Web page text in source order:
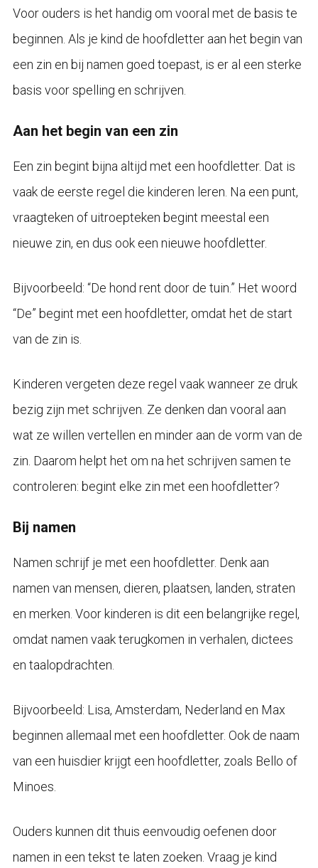
Voor ouders is het handig om vooral met de basis te
beginnen. Als je kind de hoofdletter aan het begin van
een zin en bij namen goed toepast, is er al een sterke
basis voor spelling en schrijven.
Aan het begin van een zin
Een zin begint bijna altijd met een hoofdletter. Dat is
vaak de eerste regel die kinderen leren. Na een punt,
vraagteken of uitroepteken begint meestal een
nieuwe zin, en dus ook een nieuwe hoofdletter.
Bijvoorbeeld: “De hond rent door de tuin.” Het woord
“De” begint met een hoofdletter, omdat het de start
van de zin is.
Kinderen vergeten deze regel vaak wanneer ze druk
bezig zijn met schrijven. Ze denken dan vooral aan
wat ze willen vertellen en minder aan de vorm van de
zin. Daarom helpt het om na het schrijven samen te
controleren: begint elke zin met een hoofdletter?
Bij namen
Namen schrijf je met een hoofdletter. Denk aan
namen van mensen, dieren, plaatsen, landen, straten
en merken. Voor kinderen is dit een belangrijke regel,
omdat namen vaak terugkomen in verhalen, dictees
en taalopdrachten.
Bijvoorbeeld: Lisa, Amsterdam, Nederland en Max
beginnen allemaal met een hoofdletter. Ook de naam
van een huisdier krijgt een hoofdletter, zoals Bello of
Minoes.
Ouders kunnen dit thuis eenvoudig oefenen door
namen in een tekst te laten zoeken. Vraag je kind